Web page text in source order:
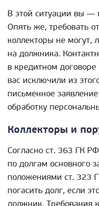
В этой ситуации вы —
Опять же, требовать
коллекторы не могут,
на должника.
в кредитном
вас исключили из
письменное
обработку
Коллекторы и
Согласно ст. 363 ГК
по долгам основного
положениями ст. 323
погасить долг, если
должник. Требования